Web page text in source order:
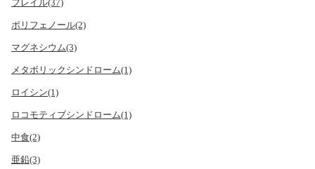
フレイル(37)
ポリフェノール(2)
マグネシウム(3)
メタボリックシンドローム(1)
ロイシン(1)
ロコモティブシンドローム(1)
中食(2)
亜鉛(3)